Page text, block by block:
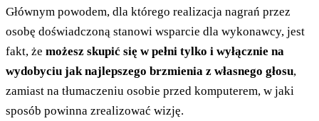
Głównym powodem, dla którego realizacja nagrań przez
osobę doświadczoną stanowi wsparcie dla wykonawcy, jest
fakt, że możesz skupić się w pełni tylko i wyłącznie na
wydobyciu jak najlepszego brzmienia z własnego głosu,
zamiast na tłumaczeniu osobie przed komputerem, w jaki
sposób powinna zrealizować wizję.